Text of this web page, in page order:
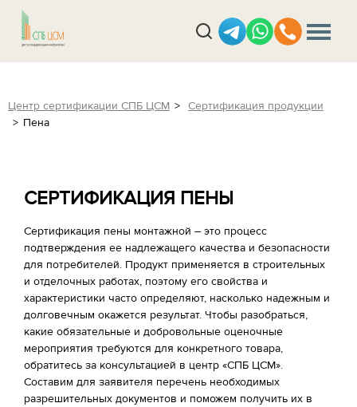
Центр сертификации СПБ ЦСМ
Сертификация продукции
Пена
СЕРТИФИКАЦИЯ ПЕНЫ
Сертификация пены монтажной – это процесс
подтверждения ее надлежащего качества и безопасности
для потребителей. Продукт применяется в строительных
и отделочных работах, поэтому его свойства и
характеристики часто определяют, насколько надежным и
долговечным окажется результат. Чтобы разобраться,
какие обязательные и добровольные оценочные
мероприятия требуются для конкретного товара,
обратитесь за консультацией в центр «СПБ ЦСМ».
Составим для заявителя перечень необходимых
разрешительных документов и поможем получить их в